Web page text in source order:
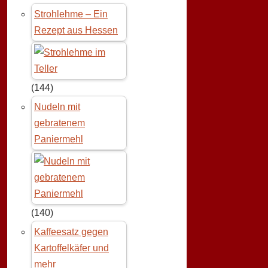
Strohlehme – Ein
Rezept aus Hessen
(144)
Nudeln mit
gebratenem
Paniermehl
(140)
Kaffeesatz gegen
Kartoffelkäfer und
mehr